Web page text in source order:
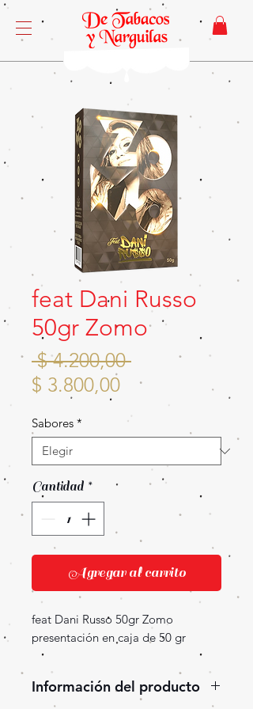
feat Dani Russo
50gr Zomo
$ 4.200,00 Precio
$ 3.800,00Precio
oferta
Sabores *
Cantidad *
Agregar al carrito
feat Dani Russo 50gr Zomo
presentación en caja de 50 gr
Información del producto